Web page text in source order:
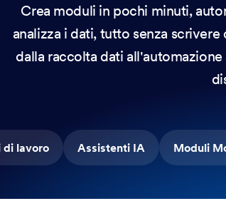
Crea moduli in pochi minuti,
analizza i dati, tutto senza
dalla raccolta dati
di lavoro Assistenti IA Moduli